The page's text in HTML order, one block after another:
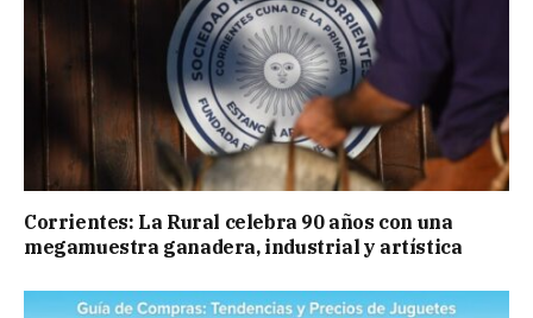
Corrientes: La Rural celebra 90 años con una
megamuestra ganadera, industrial y artística